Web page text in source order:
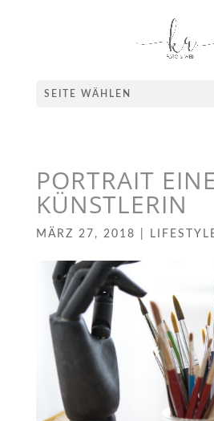
SEITE WÄHLEN
PORTRAIT
KÜNSTLERIN
MÄRZ 27, 2018